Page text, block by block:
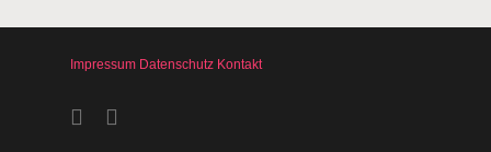
Impressum Datenschutz Kontakt
facebookinstagram